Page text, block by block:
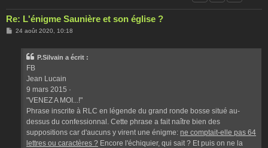
Re: L'énigme Saunière et son église ?
M24 août 2020, 10:18
P.Silvain a écrit :
FB
Jean Lucain
9 mars 2015 ·
"VENEZ A MOI...!"
Phrase inscrite à RLC en légende du grand ronde bosse situé au-
dessus du confessionnal. Cette phrase a fait naître bien des
suppositions car d'aucuns y virent une énigme: ne comptait-elle pas 64
lettres ou caractères ? Encore l'échiquier, qui sait ? Et puis on ne la